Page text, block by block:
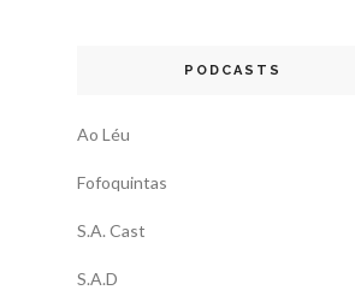
PODCASTS
Ao Léu
Fofoquintas
S.A. Cast
S.A.D